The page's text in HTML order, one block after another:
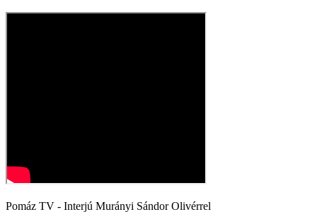
Pomáz TV - Interjú Murányi Sándor Olivérrel